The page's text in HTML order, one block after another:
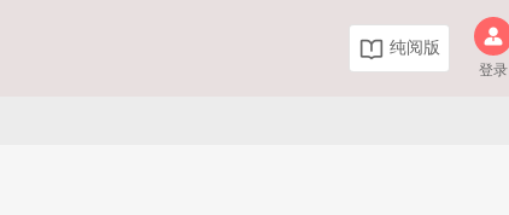
纯阅版
登录